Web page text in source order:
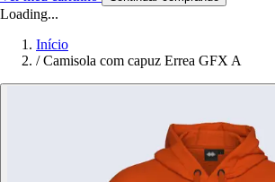
Loading...
Início
/ Camisola com capuz Errea GFX A